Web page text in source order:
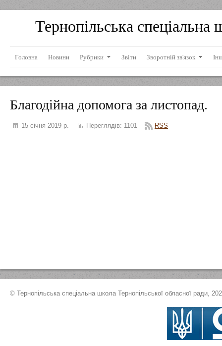
Тернопільська спеціальна
Головна Новини Рубрики Звіти Зворотній зв'язок
Благодійна допомога за листопад.
15 січня 2019 р. Переглядів: 1101 RSS
© Тернопільська спеціальна школа Тернопільської обласної ради,